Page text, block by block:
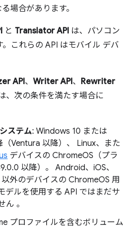
場合があります。
と Translator API は、パソコン
これらの API はモバイル デバ
API、 Writer API、 Rewriter
、次の条件を満たす場合に
ステム: Windows 10 または
（Ventura 以降）、 Linux、また
デバイスの ChromeOS（プラ
以降）。 Android、iOS、
外のデバイスの ChromeOS 用
デルを使用する API ではまだサ
ん 。
プロファイルを含むボリューム